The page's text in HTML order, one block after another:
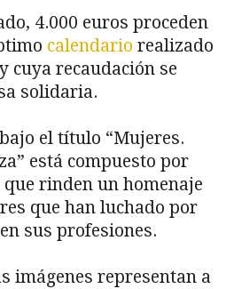
4.000 euros proceden
calendario realizado
cuya recaudación se
solidaria.
el título “Mujeres.
está compuesto por
rinden un homenaje
que han luchado por
sus profesiones.
imágenes representan a